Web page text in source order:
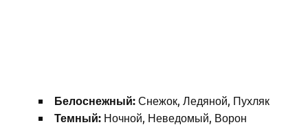
Белоснежный: Снежок, Ледяной, Пухляк
Темный: Ночной, Неведомый, Ворон